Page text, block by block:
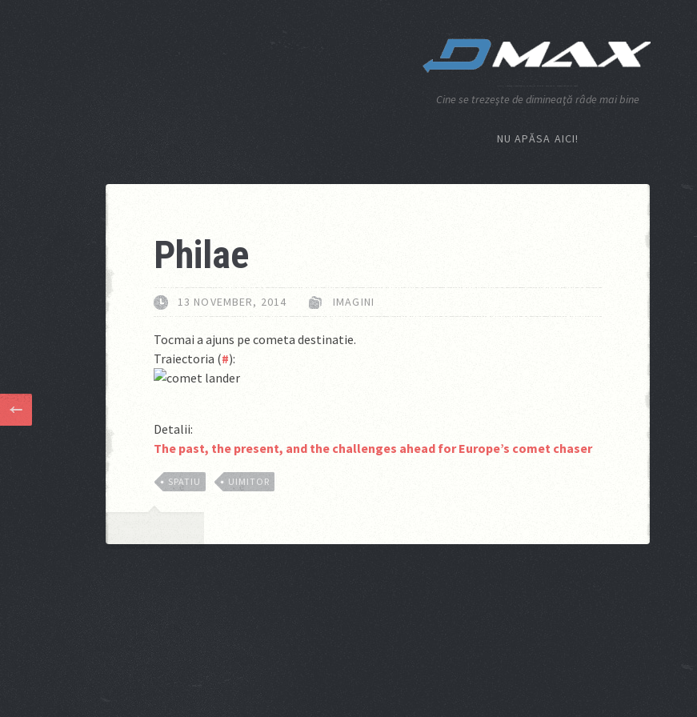
Cine se trezeşte de dimineaţă râde mai bine
NU APĂSA AICI!
Philae
13 NOVEMBER, 2014 IMAGINI
Tocmai a ajuns pe cometa destinatie.
Traiectoria (#):
Detalii:
The past, the present, and the challenges ahead for Europe’s comet chaser
SPATIU UIMITOR